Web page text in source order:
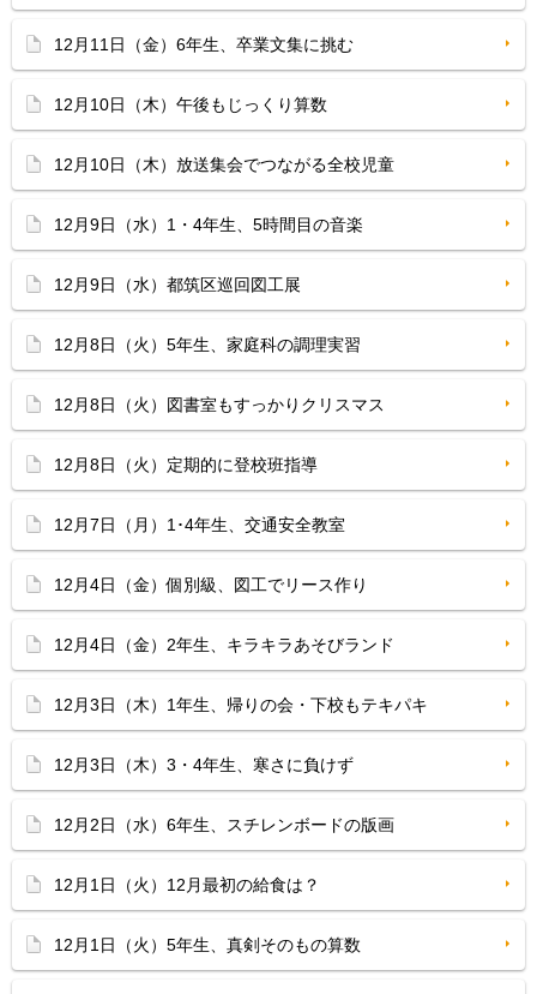
12月11日（金）6年生、卒業文集に挑む
12月10日（木）午後もじっくり算数
12月10日（木）放送集会でつながる全校児童
12月9日（水）1・4年生、5時間目の音楽
12月9日（水）都筑区巡回図工展
12月8日（火）5年生、家庭科の調理実習
12月8日（火）図書室もすっかりクリスマス
12月8日（火）定期的に登校班指導
12月7日（月）1･4年生、交通安全教室
12月4日（金）個別級、図工でリース作り
12月4日（金）2年生、キラキラあそびランド
12月3日（木）1年生、帰りの会・下校もテキパキ
12月3日（木）3・4年生、寒さに負けず
12月2日（水）6年生、スチレンボードの版画
12月1日（火）12月最初の給食は？
12月1日（火）5年生、真剣そのもの算数